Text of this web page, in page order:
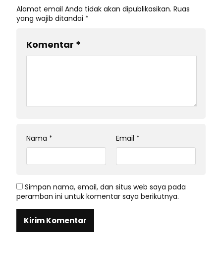
Alamat email Anda tidak akan dipublikasikan. Ruas
yang wajib ditandai *
Komentar *
Nama * Email *
Simpan nama, email, dan situs web saya pada
peramban ini untuk komentar saya berikutnya.